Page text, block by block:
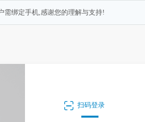
需绑定手机,感谢您的理解与支持!
扫码登录